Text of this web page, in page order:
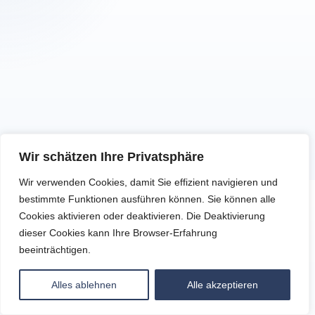
Wir schätzen Ihre Privatsphäre
Wir verwenden Cookies, damit Sie effizient navigieren und
bestimmte Funktionen ausführen können. Sie können alle
Cookies aktivieren oder deaktivieren. Die Deaktivierung
dieser Cookies kann Ihre Browser-Erfahrung
beeinträchtigen.
Alles ablehnen Alle akzeptieren